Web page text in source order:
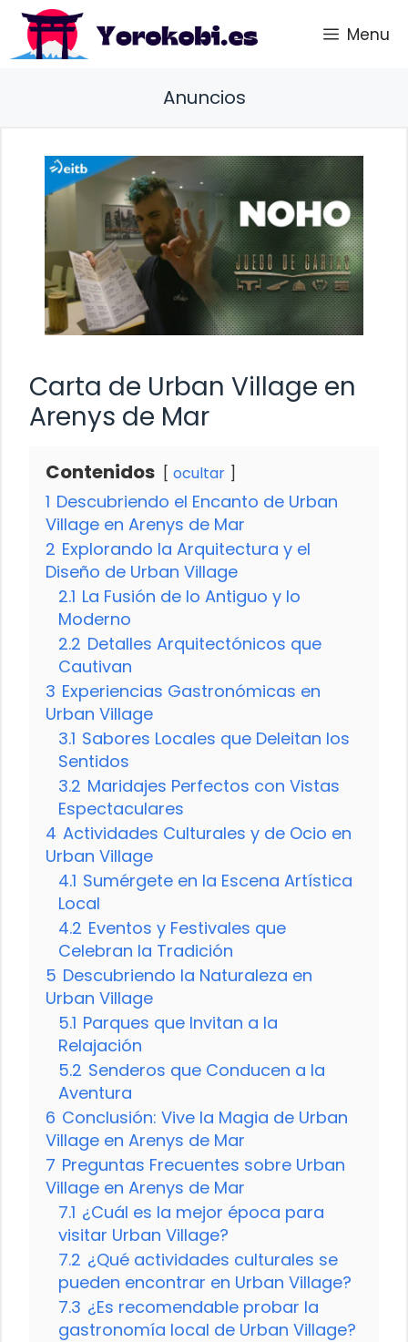
Saltar
contenido
Menu
Anuncios
Carta de Urban Village en
Arenys de Mar
Contenidos ocultar
1 Descubriendo el Encanto de Urban
Village en Arenys de Mar
2 Explorando la Arquitectura y el
Diseño de Urban Village
2.1 La Fusión de lo Antiguo y lo
Moderno
2.2 Detalles Arquitectónicos que
Cautivan
3 Experiencias Gastronómicas en
Urban Village
3.1 Sabores Locales que Deleitan los
Sentidos
3.2 Maridajes Perfectos con Vistas
Espectaculares
4 Actividades Culturales y de Ocio en
Urban Village
4.1 Sumérgete en la Escena Artística
Local
4.2 Eventos y Festivales que
Celebran la Tradición
5 Descubriendo la Naturaleza en
Urban Village
5.1 Parques que Invitan a la
Relajación
5.2 Senderos que Conducen a la
Aventura
6 Conclusión: Vive la Magia de Urban
Village en Arenys de Mar
7 Preguntas Frecuentes sobre Urban
Village en Arenys de Mar
7.1 ¿Cuál es la mejor época para
visitar Urban Village?
7.2 ¿Qué actividades culturales se
pueden encontrar en Urban Village?
7.3 ¿Es recomendable probar la
gastronomía local de Urban Village?